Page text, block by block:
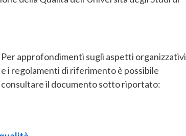
Per approfondimenti sugli aspetti organizzativi
e i regolamenti di riferimento è possibile
consultare il documento sotto riportato: